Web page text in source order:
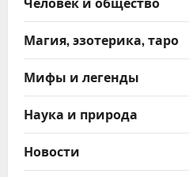
Магия, эзотерика, таро
Мифы и легенды
Наука и природа
Новости